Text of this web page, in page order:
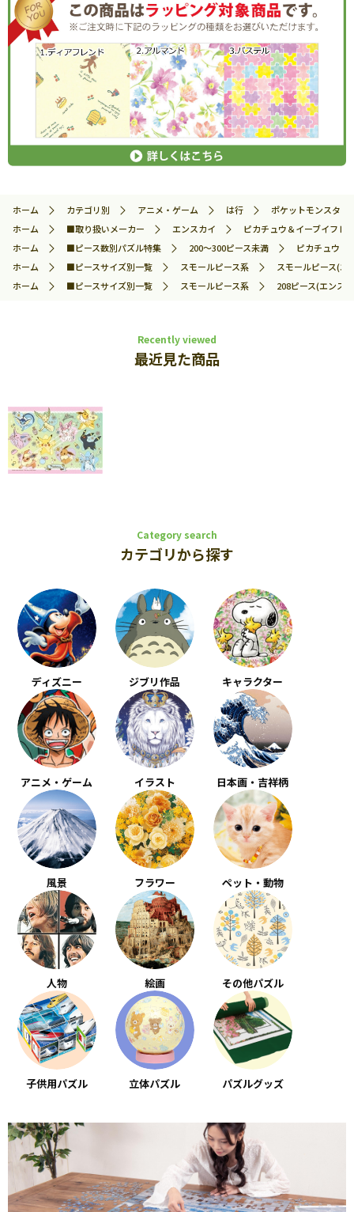
ホーム カテゴリ別 アニメ・ゲーム は行
ポケットモンスター
ホーム
■取り扱いメーカー エンスカイ
ピカチュウ＆イーブイフ
ホーム
■ピース数別パズル特集 200～300ピース未満
ピカチュウ
ホーム
■ピースサイズ別一覧 スモールピース系
スモールピース(エ
ホーム
■ピースサイズ別一覧 スモールピース系 208ピース(エンス
Recently viewed
最近見た商品
Category search
カテゴリから探す
ディズニー ジブリ作品 キャラクター
アニメ・ゲーム イラスト 日本画・吉祥柄
風景 フラワー ペット・動物
人物 絵画 その他パズル
子供用パズル 立体パズル パズルグッズ